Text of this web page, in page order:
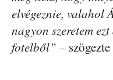
elvégeznie, valahol
nagyon szeretem
fotelből” –